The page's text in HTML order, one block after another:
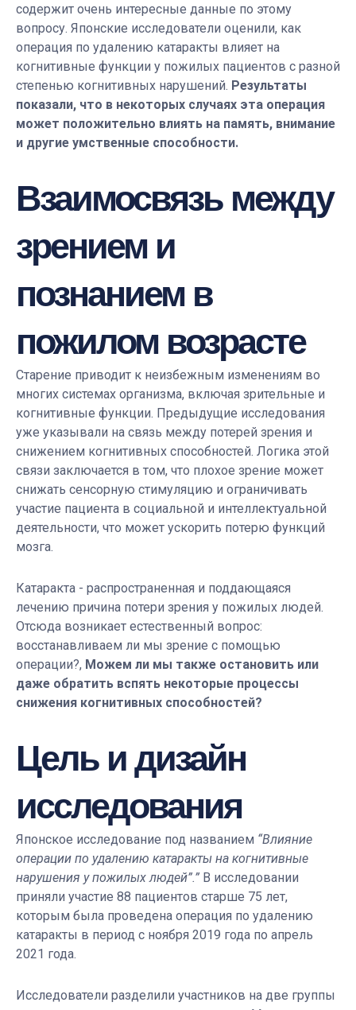
содержит очень интересные данные по этому
вопросу. Японские исследователи оценили, как
операция по удалению катаракты влияет на
когнитивные функции у пожилых пациентов с разной
степенью когнитивных нарушений. Результаты
показали, что в некоторых случаях эта операция
может положительно влиять на память, внимание
и другие умственные способности.
Взаимосвязь между
зрением и
познанием в
пожилом возрасте
Старение приводит к неизбежным изменениям во
многих системах организма, включая зрительные и
когнитивные функции. Предыдущие исследования
уже указывали на связь между потерей зрения и
снижением когнитивных способностей. Логика этой
связи заключается в том, что плохое зрение может
снижать сенсорную стимуляцию и ограничивать
участие пациента в социальной и интеллектуальной
деятельности, что может ускорить потерю функций
мозга.
Катаракта - распространенная и поддающаяся
лечению причина потери зрения у пожилых людей.
Отсюда возникает естественный вопрос:
восстанавливаем ли мы зрение с помощью
операции?, Можем ли мы также остановить или
даже обратить вспять некоторые процессы
снижения когнитивных способностей?
Цель и дизайн
исследования
Японское исследование под названием “Влияние
операции по удалению катаракты на когнитивные
нарушения у пожилых людей”.” В исследовании
приняли участие 88 пациентов старше 75 лет,
которым была проведена операция по удалению
катаракты в период с ноября 2019 года по апрель
2021 года.
Исследователи разделили участников на две группы